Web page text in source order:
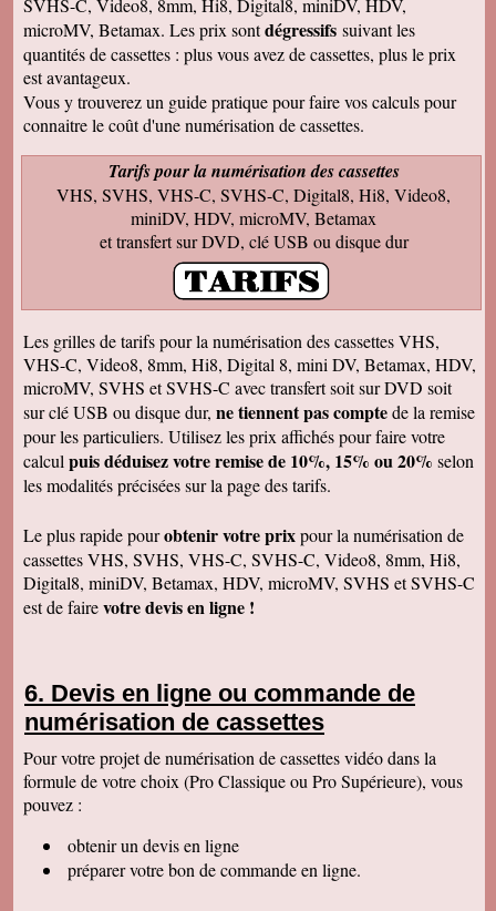
Pascal R
bonjour bien reçu le colis samedi après
visionnage le travail est superbe
Francis C
J' ai bien reçu votre envoi Les premières
visualisations montrent un beau travail, et
rappellent de nombreux souvenirs Merci Je
ferai de la publicité Bien sincèrement
François M
Bien reçu! Reste à monter pour éliminer ! A
bientôt pour du 8 et sup8mm.
Le colis est effectivement arrivé le 24, la veille
de Noël, c'était parfait. Elle est très contente de
pouvoir passer à nouveau un moment avec ses
Encore merci pour votre efficacité. Je vous ferai
de la pub si l'occasion se présente ! Je vous
souhaite une bonne année avec beaucoup de
vidéos à transposer. Bien cordialement,
Séverine L
J'ai reçu le colis . Merci ça a l'air impeccable !
Bonnes fêtes et à très bientôt pour d'autres
travaux.
Fantastique. Encore merci. Je vous remercie
beaucoup de la rapidité avec laquelle vous avez
traité ma commande.
Anaïs H
J'ai bien reçu le colis. Merci pour votre travail.
Merci.
Bernard D
Hervé L
J'ai bien reçu le colis. Après visonnage de
Christophe M.
Nous avons bien reçu les K7 et le disque dur.
SVHS-C, Video8, 8mm, Hi8, Digital8, miniDV, HDV,
microMV, Betamax. Les prix sontdégressifs suivant les
quantités de cassettes : plus vous avez de cassettes, plus le prix
est avantageux.
Vous y trouverez un guide pratique pour faire vos calculs pour
connaitre le coût d'une numérisation de cassettes.
Tarifs pour la numérisation des cassettes
VHS, SVHS, VHS-C, SVHS-C, Digital8, Hi8, Video8,
miniDV, HDV, microMV, Betamax
et transfert sur DVD, clé USB ou disque dur
Les grilles de tarifs pour la numérisation des cassettes VHS,
VHS-C, Video8, 8mm, Hi8, Digital 8, mini DV, Betamax, HDV,
microMV, SVHS et SVHS-C avec transfert soit sur DVD soit
sur clé USB ou disque dur, ne tiennent pas comptede la remise
pour les particuliers. Utilisez les prix affichés pour faire votre
calcul puis déduisez votre remise de 10%, 15% ou 20% selon
les modalités précisées sur la page des tarifs.
Le plus rapide pourobtenir votre prixpour la numérisation de
cassettes VHS, SVHS, VHS-C, SVHS-C, Video8, 8mm, Hi8,
Digital8, miniDV, Betamax, HDV, microMV, SVHS et SVHS-C
est de fairevotre devis en ligne !
Devis en ligne ou commande de
numérisation de cassettes
Pour votre projet de numérisation de cassettes vidéo dans la
formule de votre choix (Pro Classique ou Pro Supérieure), vous
pouvez :
obtenir un devis en ligne
préparer votre bon de commande en ligne.